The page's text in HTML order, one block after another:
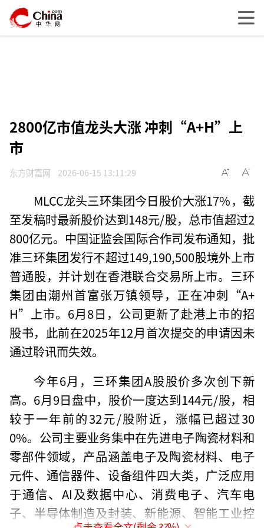
2800亿市值龙头大涨 冲刺“A+H”上
市
东方财富网 2026-06-15 13:11:29
MLCC龙头三环集团今日股价大涨17%，截
至发稿时最新股价达到148元/股，总市值超过2
800亿元。中国证监会国际合作司发布通知，批
准三环集团发行不超过149,190,500股境外上市
普通股，并计划在香港联合交易所上市。三环
集团由潮州首富张万镇领导，正在冲刺“A+
H”上市。6月8日，公司更新了赴港上市的招
股书，此前在2025年12月首次提交的申请因未
通过聆讯而失效。
今年6月，三环集团A股股价多次创下新
高。6月9日盘中，股价一度达到144元/股，相
较于一年前的32元/股附近，涨幅已超过30
0%。公司主要业务集中在先进电子陶瓷材料和
零部件领域，产品涵盖电子及陶瓷材料、电子
元件、通信器件、设备组件四大类，广泛应用
于通信、AI及数据中心、消费电子、汽车电
子、半导体制造及封装、新能源、智能工业控